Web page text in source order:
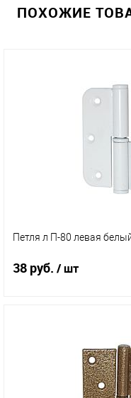
ПОХОЖИЕ
Петля л П-80 левая
38 руб. / шт
Купить в 1 клик